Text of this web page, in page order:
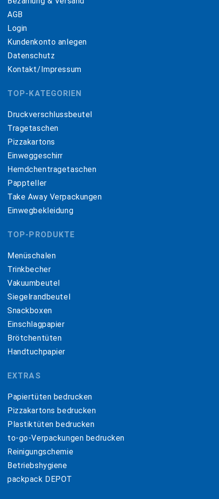
AGB
Login
Kundenkonto anlegen
Datenschutz
Kontakt/Impressum
TOP-KATEGORIEN
Druckverschlussbeutel
Tragetaschen
Pizzakartons
Einweggeschirr
Hemdchentragetaschen
Pappteller
Take Away Verpackungen
Einwegbekleidung
TOP-PRODUKTE
Menüschalen
Trinkbecher
Vakuumbeutel
Siegelrandbeutel
Snackboxen
Einschlagpapier
Brötchentüten
Handtuchpapier
EXTRAS
Papiertüten bedrucken
Pizzakartons bedrucken
Plastiktüten bedrucken
to-go-Verpackungen bedrucken
Reinigungschemie
Betriebshygiene
packpack DEPOT